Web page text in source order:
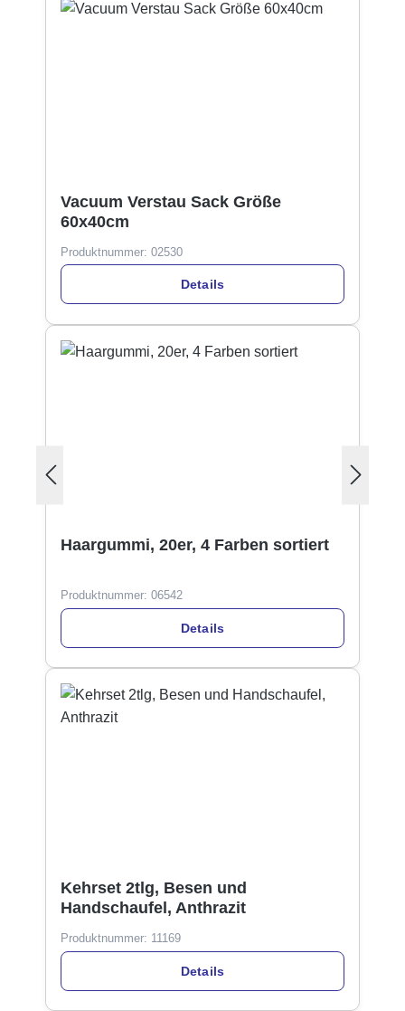
Vacuum Verstau Sack Größe
60x40cm
Produktnummer: 02530
Details
Haargummi, 20er, 4 Farben sortiert
Produktnummer: 06542
Details
Kehrset 2tlg, Besen und
Handschaufel, Anthrazit
Produktnummer: 11169
Details